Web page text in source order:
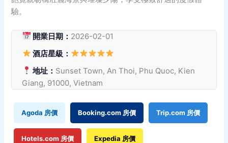
驗。
開業日期： 2026-02-01
酒店星級：
地址： Sunset Town, An Thoi, Phu Quoc, Kien
Giang, 91000, Vietnam
Agoda 房價 Booking.com 房價 Trip.com 房價
Hotels.com 房價 Expedia 房價